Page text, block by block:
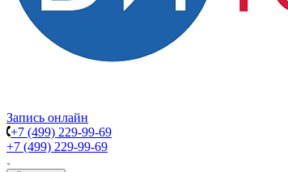
Запись онлайн
+7 (499) 229-99-69
+7 (499) 229-99-69